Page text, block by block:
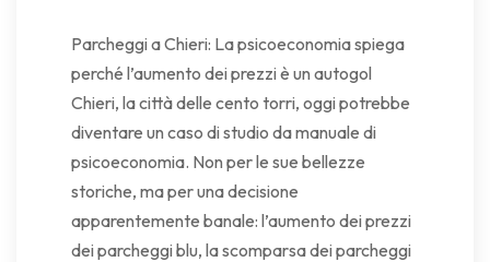
Parcheggi a Chieri: La psicoeconomia spiega
perché l’aumento dei prezzi è un autogol
Chieri, la città delle cento torri, oggi potrebbe
diventare un caso di studio da manuale di
psicoeconomia. Non per le sue bellezze
storiche, ma per una decisione
apparentemente banale: l’aumento dei prezzi
dei parcheggi blu, la scomparsa dei parcheggi